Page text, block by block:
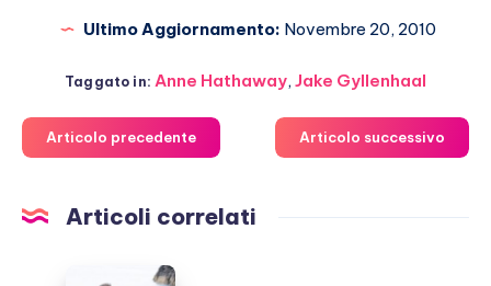
Ultimo Aggiornamento: Novembre 20, 2010
Taggato in: Anne Hathaway, Jake Gyllenhaal
Articolo precedente Articolo successivo
Articoli correlati